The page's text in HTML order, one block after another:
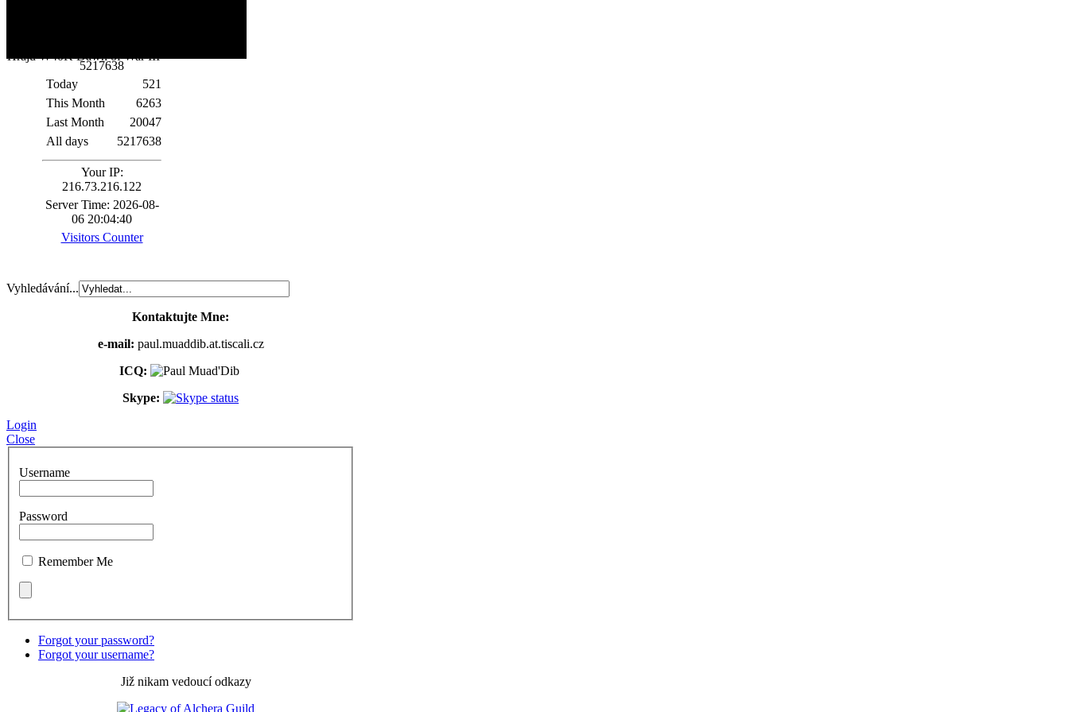
Hraju W40K Dawn of War III
521 7638
Today
This Month
Last Month
All days
521
6263
20047
5217638
Your IP:
216.73.216.122
Server Time: 2026-08-
06 20:04:40
Visitors Counter
Vyhledávání...
Kontaktujte Mne:
e-mail: paul.muaddib.at.tiscali.cz
ICQ:
Skype:
Login
Close
Username
Password
Remember Me
Forgot your password?
Forgot your username?
Již nikam vedoucí odkazy